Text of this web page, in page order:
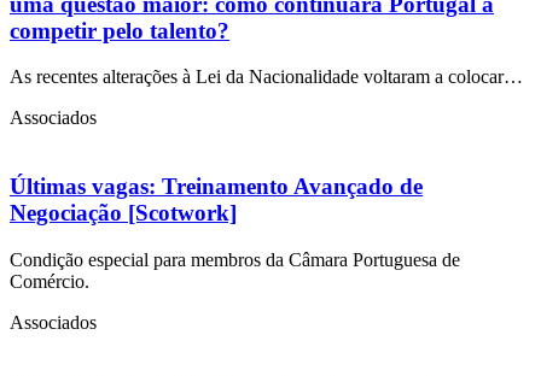
competir pelo talento?
As recentes alterações à Lei da Nacionalidade voltaram a colocar…
Associados
Últimas vagas: Treinamento Avançado de
Negociação [Scotwork]
Condição especial para membros da Câmara Portuguesa de
Comércio.
Associados